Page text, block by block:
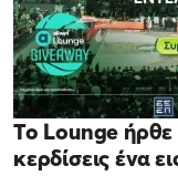
Το Lounge ήρθε
κερδίσεις ένα